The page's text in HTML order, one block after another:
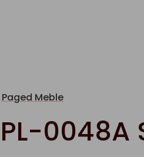
Paged Meble
PL-0048A